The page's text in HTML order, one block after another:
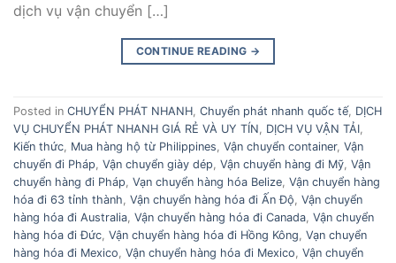
dịch vụ vận chuyển […]
CONTINUE READING →
Posted in CHUYỂN PHÁT NHANH, Chuyển phát nhanh quốc tế, DỊCH
VỤ CHUYỂN PHÁT NHANH GIÁ RẺ VÀ UY TÍN, DỊCH VỤ VẬN TẢI,
Kiến thức, Mua hàng hộ từ Philippines, Vận chuyển container, Vận
chuyển đi Pháp, Vận chuyển giày dép, Vận chuyển hàng đi Mỹ, Vận
chuyển hàng đi Pháp, Vạn chuyển hàng hóa Belize, Vận chuyển hàng
hóa đi 63 tỉnh thành, Vận chuyển hàng hóa đi Ấn Độ, Vận chuyển
hàng hóa đi Australia, Vận chuyển hàng hóa đi Canada, Vận chuyển
hàng hóa đi Đức, Vận chuyển hàng hóa đi Hồng Kông, Vạn chuyển
hàng hóa đi Mexico, Vận chuyển hàng hóa đi Mexico, Vận chuyển